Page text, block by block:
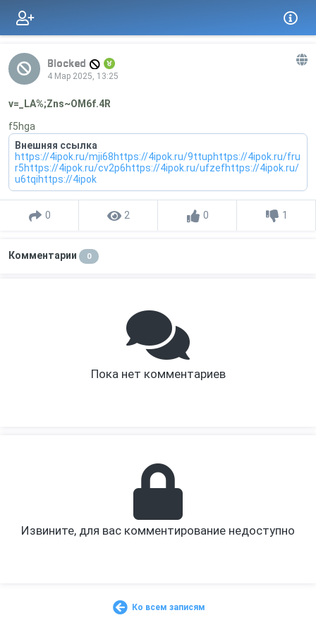
Blocked
4 Мар 2025, 13:25
v=_LA%;Zns~OM6f.4R
f5hga
Внешняя ссылка
https://4ipok.ru/mji68https://4ipok.ru/9ttuphttps://4ipok.ru/fru
r5https://4ipok.ru/cv2p6https://4ipok.ru/ufzefhttps://4ipok.ru/
u6tqihttps://4ipok
0 2 0 1
Комментарии 0
Пока нет комментариев
Извините, для вас комментирование недоступно
Ко всем записям